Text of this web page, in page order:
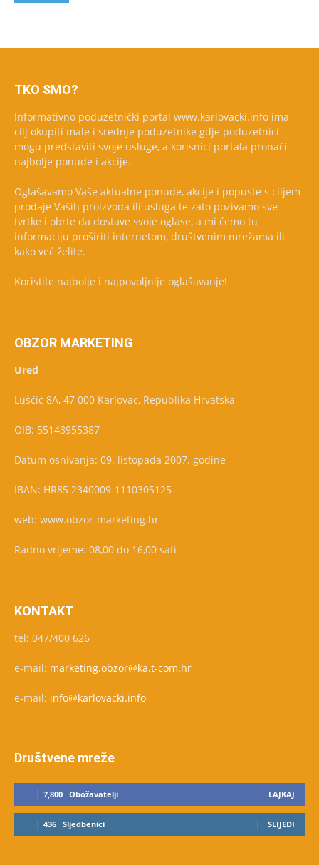
TKO SMO?
Informativno poduzetnički portal www.karlovacki.info ima
cilj okupiti male i srednje poduzetnike gdje poduzetnici
mogu predstaviti svoje usluge, a korisnici portala pronaći
najbolje ponude i akcije.
Oglašavamo Vaše aktualne ponude, akcije i popuste s ciljem
prodaje Vaših proizvoda ili usluga te zato pozivamo sve
tvrtke i obrte da dostave svoje oglase, a mi ćemo tu
informaciju proširiti internetom, društvenim mrežama ili
kako već želite.
Koristite najbolje i najpovoljnije oglašavanje!
OBZOR MARKETING
Ured
Luščić 8A, 47 000 Karlovac, Republika Hrvatska
OIB: 55143955387
Datum osnivanja: 09. listopada 2007. godine
IBAN: HR85 2340009-1110305125
web: www.obzor-marketing.hr
Radno vrijeme: 08,00 do 16,00 sati
KONTAKT
tel: 047/400 626
e-mail: marketing.obzor@ka.t-com.hr
e-mail: info@karlovacki.info
Društvene mreže
7,800 Obožavatelji LAJKAJ
436 Sljedbenici SLIJEDI